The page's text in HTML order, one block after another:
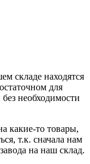
складе находятся
для
необходимости
какие-то товары,
т.к. сначала нам
на наш склад.